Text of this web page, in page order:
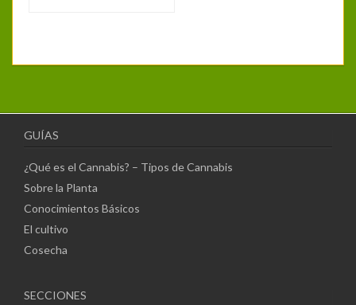
GUÍAS
¿Qué es el Cannabis? – Tipos de Cannabis
Sobre la Planta
Conocimientos Básicos
El cultivo
Cosecha
SECCIONES